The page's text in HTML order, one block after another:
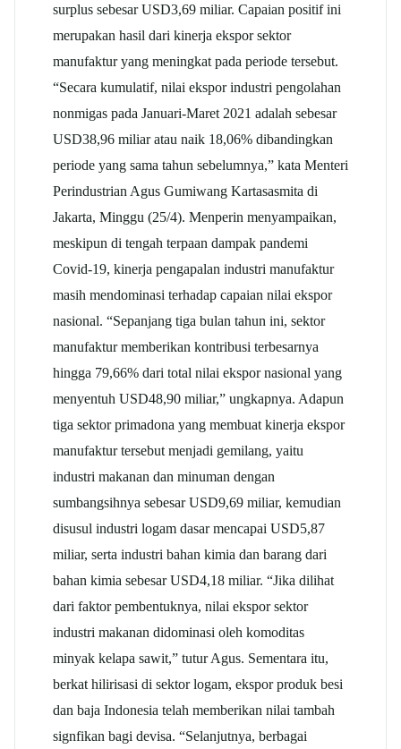
surplus sebesar USD3,69 miliar. Capaian positif ini
merupakan hasil dari kinerja ekspor sektor
manufaktur yang meningkat pada periode tersebut.
“Secara kumulatif, nilai ekspor industri pengolahan
nonmigas pada Januari-Maret 2021 adalah sebesar
USD38,96 miliar atau naik 18,06% dibandingkan
periode yang sama tahun sebelumnya,” kata Menteri
Perindustrian Agus Gumiwang Kartasasmita di
Jakarta, Minggu (25/4). Menperin menyampaikan,
meskipun di tengah terpaan dampak pandemi
Covid-19, kinerja pengapalan industri manufaktur
masih mendominasi terhadap capaian nilai ekspor
nasional. “Sepanjang tiga bulan tahun ini, sektor
manufaktur memberikan kontribusi terbesarnya
hingga 79,66% dari total nilai ekspor nasional yang
menyentuh USD48,90 miliar,” ungkapnya. Adapun
tiga sektor primadona yang membuat kinerja ekspor
manufaktur tersebut menjadi gemilang, yaitu
industri makanan dan minuman dengan
sumbangsihnya sebesar USD9,69 miliar, kemudian
disusul industri logam dasar mencapai USD5,87
miliar, serta industri bahan kimia dan barang dari
bahan kimia sebesar USD4,18 miliar. “Jika dilihat
dari faktor pembentuknya, nilai ekspor sektor
industri makanan didominasi oleh komoditas
minyak kelapa sawit,” tutur Agus. Sementara itu,
berkat hilirisasi di sektor logam, ekspor produk besi
dan baja Indonesia telah memberikan nilai tambah
signfikan bagi devisa. “Selanjutnya, berbagai